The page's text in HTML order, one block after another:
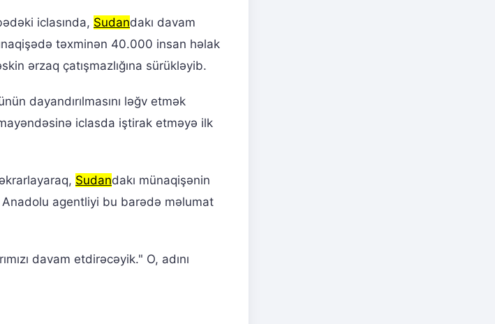
iclasında, Sudandakı davam
təxminən 40.000 insan həlak
ərzaq çatışmazlığına sürükləyib.
dayandırılmasını ləğv etmək
iclasda iştirak etməyə ilk
Sudandakı münaqişənin
Anadolu agentliyi bu barədə məlumat
davam etdirəcəyik." O, adını